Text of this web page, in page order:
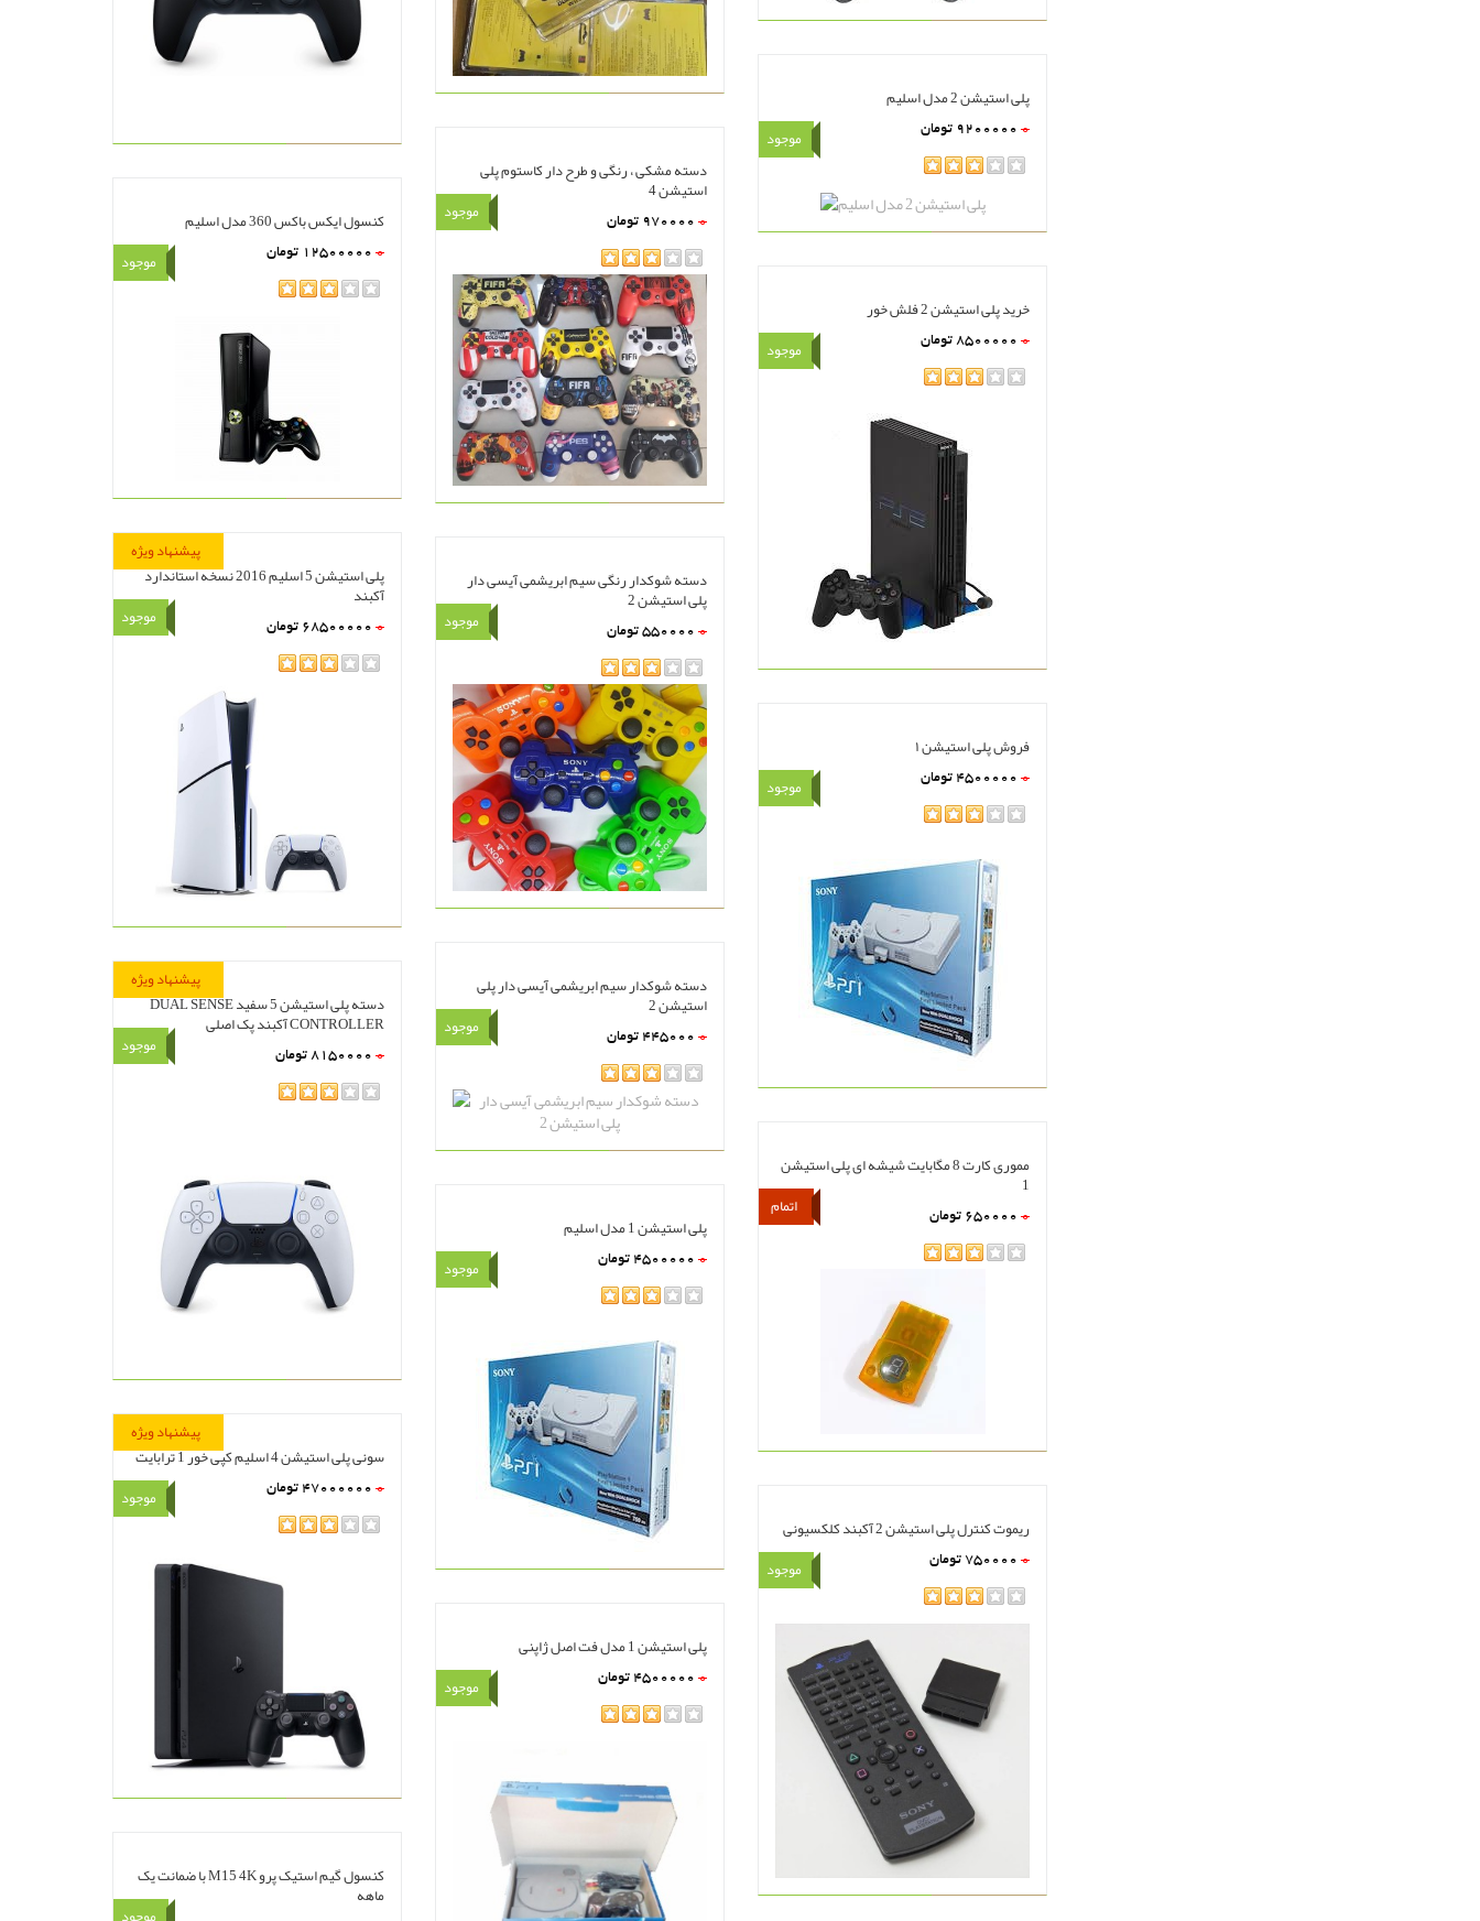
سبد خرید
موجود
کنسول ایکس باکس 360 مدل اسلیم
0
12500000 تومان
سبد خرید مشاهده
موجود
پیشنهاد ویژه
پلی استیشن 5 اسلیم 2016 نسخه استاندارد
آکبند
0
68500000 تومان
مشاهده
موجود
پیشنهاد ویژه
دسته پلی استیشن 5 سفید DUAL SENSE
CONTROLLER آکبند پک اصلی
0
8150000 تومان
سبد خرید
موجود
پیشنهاد ویژه
سونی پلی استیشن 4 اسلیم کپی خور 1 ترابایت
0
47000000 تومان
کنسول گیم استیک پرو M15 4K با ضمانت یک
ماهه
سبد خرید مشاهده
موجود
دسته مشکی ، رنگی و طرح دار کاستوم پلی
استیشن 4
0
970000 تومان
مشاهده
موجود
دسته شوکدار رنگی سیم ابریشمی آیسی دار
پلی استیشن 2
0
550000 تومان
مشاهده
موجود
دسته شوکدار سیم ابریشمی آیسی دار پلی
استیشن 2
0
445000 تومان
مشاهده
موجود
پلی استیشن 1 مدل اسلیم
0
4500000 تومان
موجود
پلی استیشن 1 مدل فت اصل ژاپنی
0
4500000 تومان
سبد خرید
موجود
پلی استیشن 2 مدل اسلیم
0
9200000 تومان
مشاهده
موجود
خرید پلی استیشن 2 فلش خور
0
8500000 تومان
موجود
فروش پلی استیشن ۱
0
4500000 تومان
مشاهده
اتمام
مموری کارت 8 مگابایت شیشه ای پلی استیشن
1
0
650000 تومان
سبد خرید مشاهده
موجود
ریموت کنترل پلی استیشن 2 آکبند کلکسیونی
0
750000 تومان